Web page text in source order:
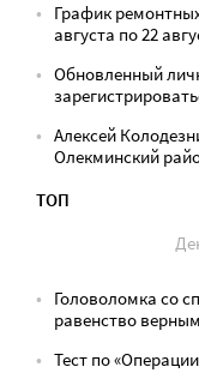
График
августа по 22
Обновленный
Алексей
Олекминский
ТОП
Головоломка со
равенство
Тест по